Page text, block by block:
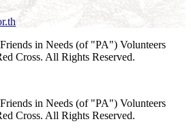
in Needs (of "PA") Volunteers
Cross. All Rights Reserved.
in Needs (of "PA") Volunteers
Cross. All Rights Reserved.